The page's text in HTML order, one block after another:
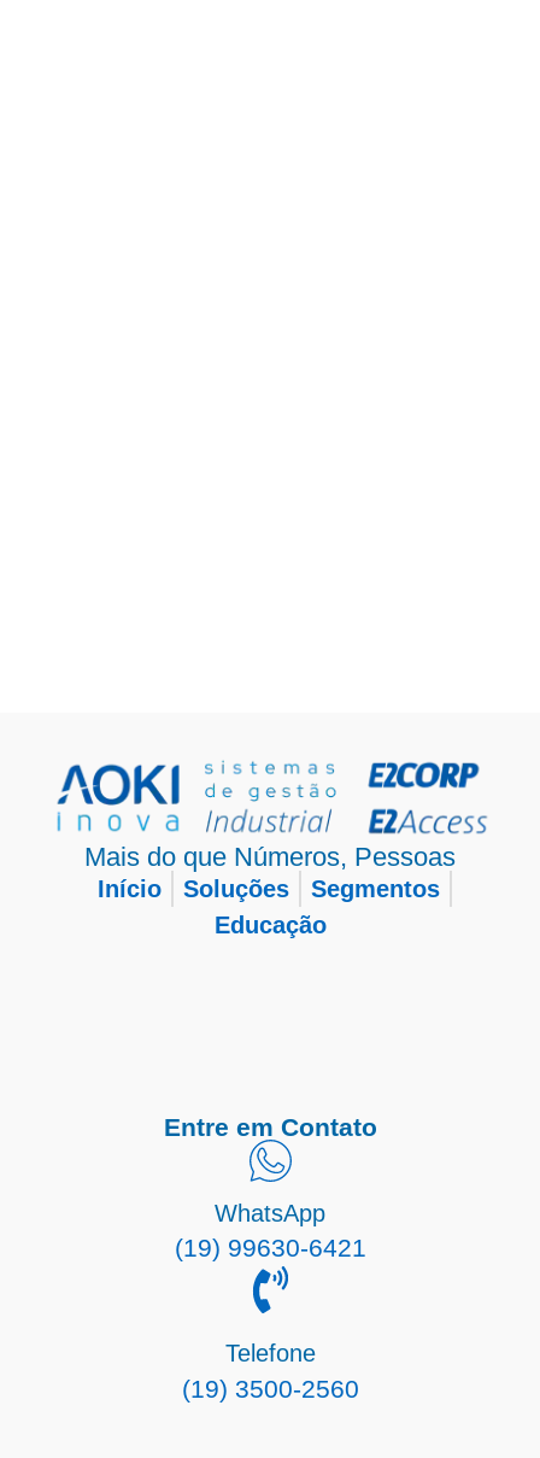
Mais do que Números, Pessoas
Início Soluções
Segmentos
Educação
Entre em Contato
WhatsApp
(19) 99630-6421
Telefone
(19) 3500-2560